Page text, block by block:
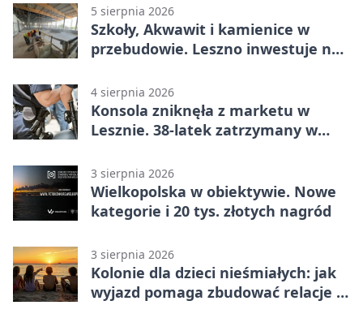
5 sierpnia 2026
Szkoły, Akwawit i kamienice w
przebudowie. Leszno inwestuje na
4 sierpnia 2026
Konsola zniknęła z marketu w
Lesznie. 38-latek zatrzymany w
3 sierpnia 2026
Wielkopolska w obiektywie. Nowe
kategorie i 20 tys. złotych nagród
3 sierpnia 2026
Kolonie dla dzieci nieśmiałych: jak
wyjazd pomaga zbudować relacje z